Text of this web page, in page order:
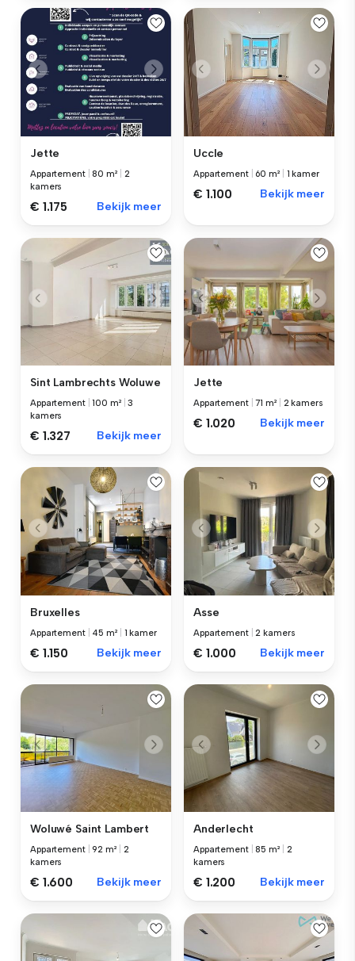
Jette
Appartement |80 m²
2
kamers
€ 1.175 Bekijk meer
Uccle
Appartement 60 m² 1 kamer
€ 1.100 Bekijk meer
Sint Lambrechts Woluwe
Appartement |100 m² |3
kamers
€ 1.327 Bekijk meer
Jette
Appartement |71 m² 2 kamers
€ 1.020 Bekijk meer
Bruxelles
Appartement 45 m² 1 kamer
€ 1.150 Bekijk meer
Asse
Appartement 2 kamers
€ 1.000 Bekijk meer
Woluwé Saint Lambert
Appartement |92 m²
2
kamers
€ 1.600 Bekijk meer
Anderlecht
Appartement |85 m²
2
kamers
€ 1.200 Bekijk meer